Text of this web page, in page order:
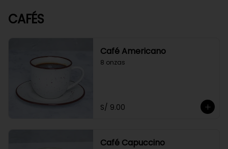
CAFÉS
Café Americano
8 onzas
S/ 9.00
Café Capuccino